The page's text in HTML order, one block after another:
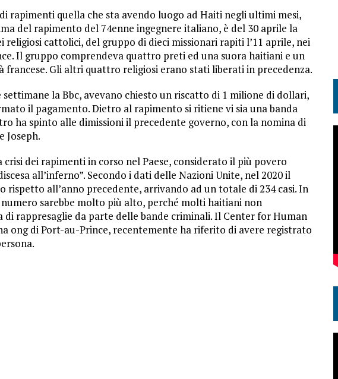
di rapimenti quella che sta avendo luogo ad Haiti negli ultimi mesi,
del rapimento del 74enne ingegnere italiano, è del 30 aprile la
religiosi cattolici, del gruppo di dieci missionari rapiti l’11 aprile, nei
Il gruppo comprendeva quattro preti ed una suora haitiani e un
francese. Gli altri quattro religiosi erano stati liberati in precedenza.
la Bbc, avevano chiesto un riscatto di 1 milione di dollari,
il pagamento. Dietro al rapimento si ritiene vi sia una banda
ha spinto alle dimissioni il precedente governo, con la nomina di
Joseph.
dei rapimenti in corso nel Paese, considerato il più povero
all’inferno”. Secondo i dati delle Nazioni Unite, nel 2020 il
all’anno precedente, arrivando ad un totale di 234 casi. In
sarebbe molto più alto, perché molti haitiani non
di rappresaglie da parte delle bande criminali. Il Center for Human
ong di Port-au-Prince, recentemente ha riferito di avere registrato